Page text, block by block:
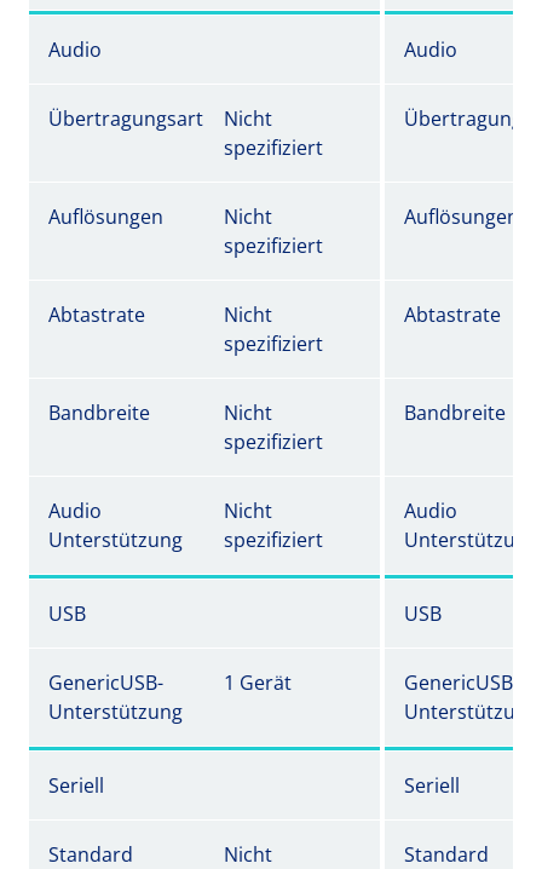
Audio Audio
Übertragungsart
Nicht
spezifiziert
Auflösungen
Nicht
spezifiziert
Auflösungen
Abtastrate
Nicht
spezifiziert
Abtastrate
Bandbreite
Nicht
spezifiziert
Bandbreite
Audio
Unterstützung
Nicht
spezifiziert
Audio
Unterstützung
USB USB
GenericUSB-
Unterstützung
1 Gerät
GenericUSB-
Unterstützung
Seriell Seriell
Standard
Nicht
Standard